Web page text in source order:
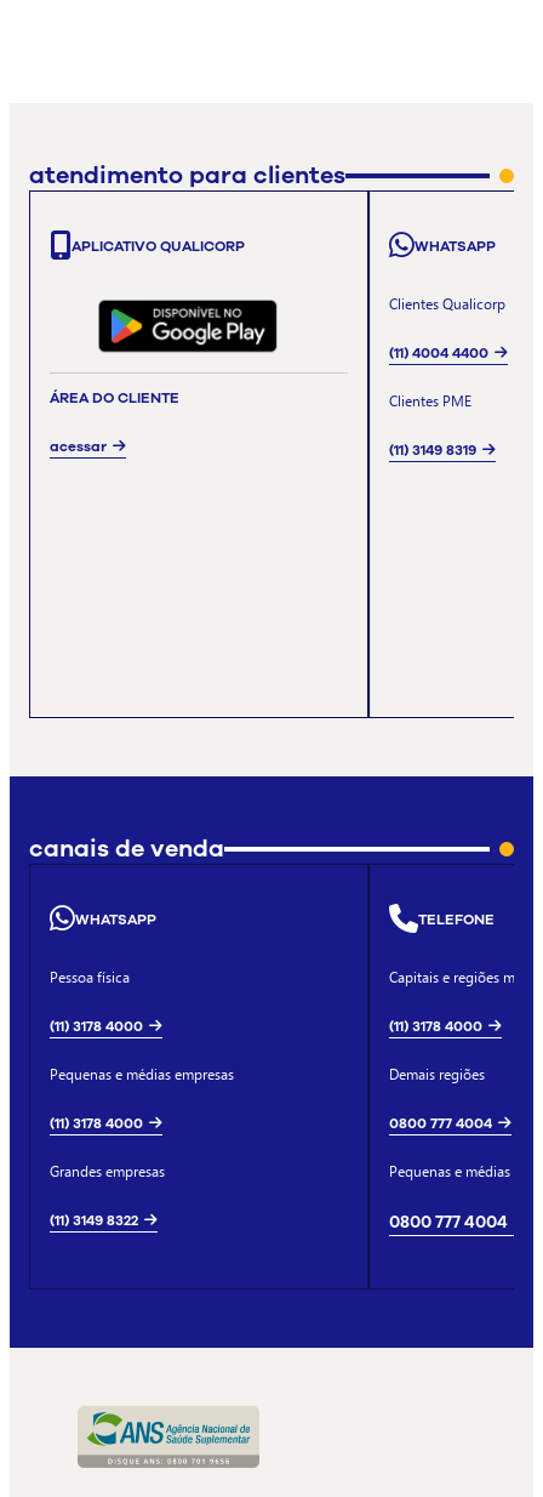
atendimento para clientes
APLICATIVO QUALICORP
ÁREA DO CLIENTE
acessar
WHATSAPP
Clientes Qualicorp
(11) 4004 4400
Clientes PME
(11) 3149 8319
canais de venda
WHATSAPP
Pessoa física
(11) 3178 4000
Pequenas e médias empresas
(11) 3178 4000
Grandes empresas
(11) 3149 8322
TELEFONE
Capitais e regiões
(11) 3178 4000
Demais regiões
0800 777 4004
Pequenas e médias
0800 777 4004